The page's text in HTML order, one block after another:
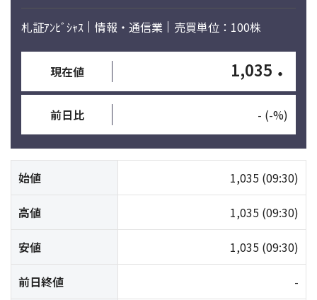
札証ｱﾝﾋﾞｼｬｽ 情報・通信業 売買単位：100株
現在値 1,035 ・
前日比 - (-%)
始値 1,035 (09:30)
高値 1,035 (09:30)
安値 1,035 (09:30)
前日終値 -